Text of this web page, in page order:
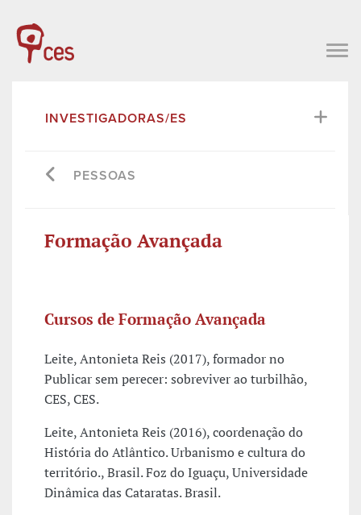
INVESTIGADORAS/ES
PESSOAS
Formação Avançada
Cursos de Formação Avançada
Leite, Antonieta Reis (2017), formador no
Publicar sem perecer: sobreviver ao turbilhão,
CES, CES.
Leite, Antonieta Reis (2016), coordenação do
História do Atlântico. Urbanismo e cultura do
território., Brasil. Foz do Iguaçu, Universidade
Dinâmica das Cataratas. Brasil.